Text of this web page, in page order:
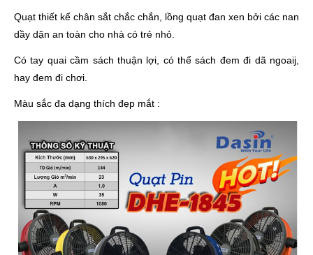
Quạt thiết kế chân sắt chắc chắn, lồng quạt đan xen bởi các nan
dầy dặn an toàn cho nhà có trẻ nhỏ.
Có tay quai cầm sách thuận lợi, có thể sách đem đi dã ngoaij,
hay đem đi chơi.
Màu sắc đa dạng thích đẹp mắt :